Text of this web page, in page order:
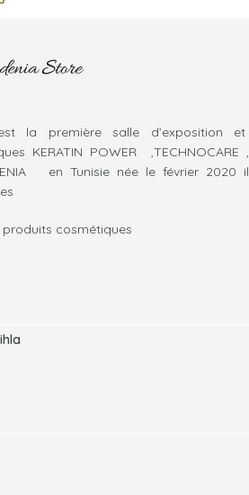
est la première salle d’exposition et
KERATIN POWER ,TECHNOCARE ,
en Tunisie née le février 2020 il
cosmétiques